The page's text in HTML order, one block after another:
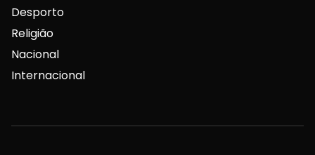
Desporto
Religião
Nacional
Internacional